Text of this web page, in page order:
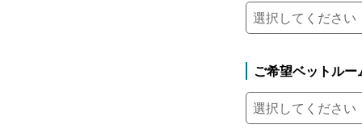
ご希望ベットルー